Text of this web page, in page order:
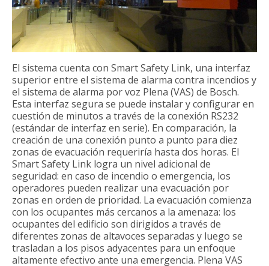
El sistema cuenta con Smart Safety Link, una interfaz
superior entre el sistema de alarma contra incendios y
el sistema de alarma por voz Plena (VAS) de Bosch.
Esta interfaz segura se puede instalar y configurar en
cuestión de minutos a través de la conexión RS232
(estándar de interfaz en serie). En comparación, la
creación de una conexión punto a punto para diez
zonas de evacuación requeriría hasta dos horas. El
Smart Safety Link logra un nivel adicional de
seguridad: en caso de incendio o emergencia, los
operadores pueden realizar una evacuación por
zonas en orden de prioridad. La evacuación comienza
con los ocupantes más cercanos a la amenaza: los
ocupantes del edificio son dirigidos a través de
diferentes zonas de altavoces separadas y luego se
trasladan a los pisos adyacentes para un enfoque
altamente efectivo ante una emergencia. Plena VAS